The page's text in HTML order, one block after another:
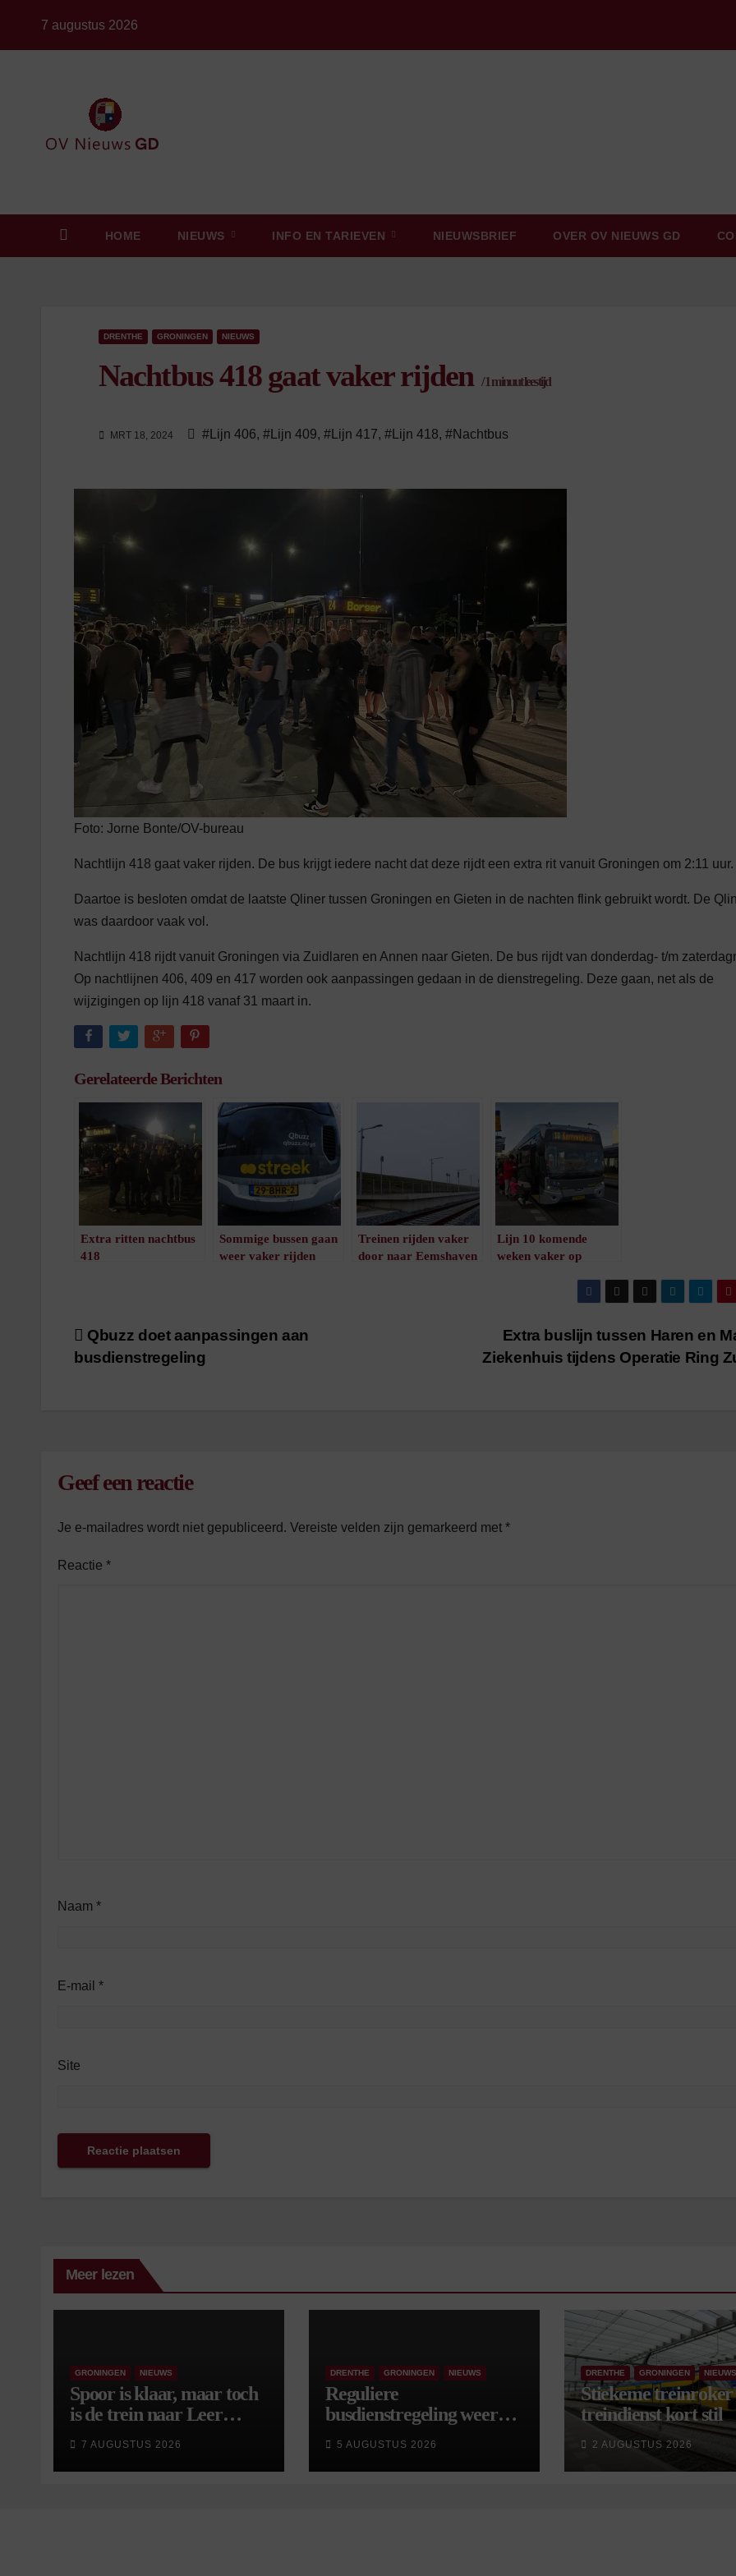
7 augustus 2026
HOME NIEUWS INFO EN TARIEVEN NIEUWSBRIEF OVER OV NIEUWS GD
DRENTHE GRONINGEN NIEUWS
Nachtbus 418 gaat vaker rijden /1 minuut leestijd
MRT 18, 2024 #Lijn 406, #Lijn 409, #Lijn 417, #Lijn 418, #Nachtbus
Foto: Jorne Bonte/OV-bureau
Nachtlijn 418 gaat vaker rijden. De bus krijgt iedere nacht dat deze rijdt een extra rit vanuit Groningen om 2:11 uur.
Daartoe is besloten omdat de laatste Qliner tussen Groningen en Gieten in de nachten flink gebruikt wordt. De
was daardoor vaak vol.
Nachtlijn 418 rijdt vanuit Groningen via Zuidlaren en Annen naar Gieten. De bus rijdt van donderdag- t/m
Op nachtlijnen 406, 409 en 417 worden ook aanpassingen gedaan in de dienstregeling. Deze gaan, net als de
wijzigingen op lijn 418 vanaf 31 maart in.
Gerelateerde Berichten
Extra ritten nachtbus
418
Sommige bussen gaan
weer vaker rijden
Treinen rijden vaker
door naar Eemshaven
Lijn 10 komende
weken vaker op
minuut leestijd
Bericht
navigatie
Extra buslijn tussen Haren en
Ziekenhuis tijdens Operatie Ring
Qbuzz doet aanpassingen aan
busdienstregeling
Geef een reactie
Je e-mailadres wordt niet gepubliceerd. Vereiste velden zijn gemarkeerd met *
Reactie *
Naam *
E-mail *
Site
Meer lezen
GRONINGEN NIEUWS
Spoor is klaar, maar toch
is de trein naar Leer
7 AUGUSTUS 2026
DRENTHE GRONINGEN NIEUWS
Reguliere
busdienstregeling weer
wijzigingen
5 AUGUSTUS 2026
DRENTHE GRONINGEN NIEUWS
Stiekeme treinroker
treindienst kort stil
2 AUGUSTUS 2026